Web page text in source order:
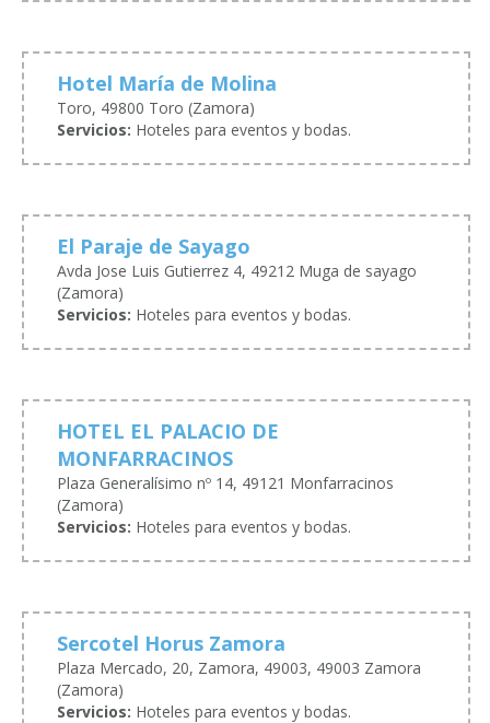
Hotel María de Molina
Toro, 49800 Toro (Zamora)
Servicios: Hoteles para eventos y bodas.
El Paraje de Sayago
Avda Jose Luis Gutierrez 4, 49212 Muga de sayago
(Zamora)
Servicios: Hoteles para eventos y bodas.
HOTEL EL PALACIO DE
MONFARRACINOS
Plaza Generalísimo nº 14, 49121 Monfarracinos
(Zamora)
Servicios: Hoteles para eventos y bodas.
Sercotel Horus Zamora
Plaza Mercado, 20, Zamora, 49003, 49003 Zamora
(Zamora)
Servicios: Hoteles para eventos y bodas.